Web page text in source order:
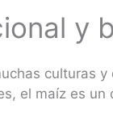
y
culturas
el maíz es